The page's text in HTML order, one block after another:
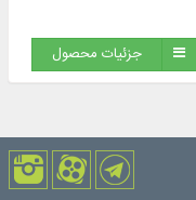
جزئیات محصول